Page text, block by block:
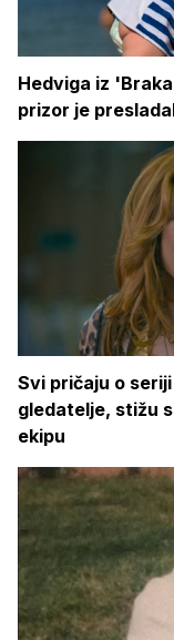
Hedviga iz
prizor je
Svi pričaju o
gledatelje, stižu
ekipu